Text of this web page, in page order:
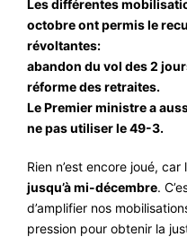
Les différentes
octobre ont permis le
révoltantes:
abandon du vol des 2
réforme des retraites.
Le Premier ministre a
ne pas utiliser le 49-3.
Rien n’est encore joué, car
jusqu’à mi-décembre.
d’amplifier nos
pression pour obtenir la